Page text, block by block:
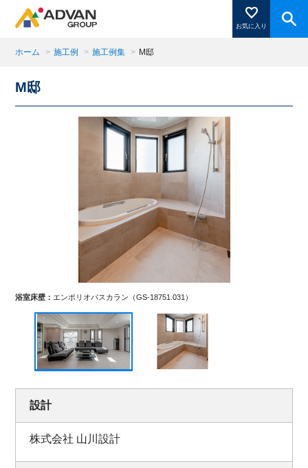
お気に入り
商品ページにある「お気に入り登録」を押すと登録した
商品がここに表示されます。
閉じる
ホーム > 施工例 > 施工例集 > M邸
M邸
浴室床壁： エンポリオバスカラン（GS-18751.031）
設計
株式会社 山川設計